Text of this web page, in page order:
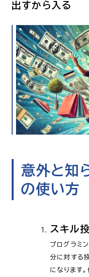
出すから入る
意外と知
の使い方
スキル
プログラミ
分に対する
になります